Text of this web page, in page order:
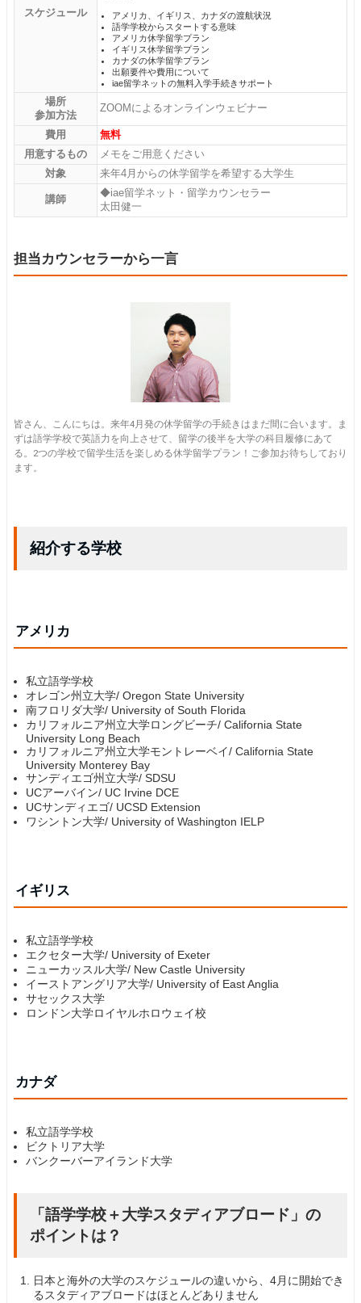
スケジュール
アメリカ、イギリス、カナダの渡航状況
語学学校からスタートする意味
アメリカ休学留学プラン
イギリス休学留学プラン
カナダの休学留学プラン
出願要件や費用について
iae留学ネットの無料入学手続きサポート
場所
参加方法
ZOOMによるオンラインウェビナー
費用
無料
用意するもの
メモをご用意ください
対象
来年4月からの休学留学を希望する大学生
講師
◆iae留学ネット・留学カウンセラー
太田健一
担当カウンセラーから一言
皆さん、こんにちは。来年4月発の休学留学の手続きはまだ間に合います。ま
ずは語学学校で英語力を向上させて、留学の後半を大学の科目履修にあて
る。2つの学校で留学生活を楽しめる休学留学プラン！ご参加お待ちしており
ます。
紹介する学校
アメリカ
私立語学学校
オレゴン州立大学/ Oregon State University
南フロリダ大学/ University of South Florida
カリフォルニア州立大学ロングビーチ/ California State
University Long Beach
カリフォルニア州立大学モントレーベイ/ California State
University Monterey Bay
サンディエゴ州立大学/ SDSU
UCアーバイン/ UC Irvine DCE
UCサンディエゴ/ UCSD Extension
ワシントン大学/ University of Washington IELP
イギリス
私立語学学校
エクセター大学/ University of Exeter
ニューカッスル大学/ New Castle University
イーストアングリア大学/ University of East Anglia
サセックス大学
ロンドン大学ロイヤルホロウェイ校
カナダ
私立語学学校
ビクトリア大学
バンクーバーアイランド大学
「語学学校＋大学スタディアブロード」の
ポイントは？
日本と海外の大学のスケジュールの違いから、4月に開始でき
るスタディアブロードはほとんどありません